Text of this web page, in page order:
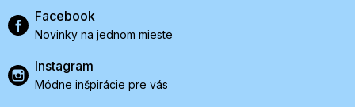
Facebook
Novinky na jednom mieste
Instagram
Módne inšpirácie pre vás